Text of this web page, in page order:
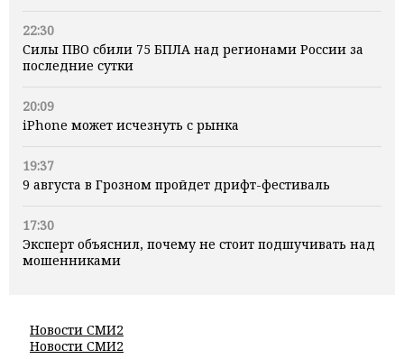
22:30
Силы ПВО сбили 75 БПЛА над регионами России за
последние сутки
20:09
iPhone может исчезнуть с рынка
19:37
9 августа в Грозном пройдет дрифт-фестиваль
17:30
Эксперт объяснил, почему не стоит подшучивать над
мошенниками
Новости СМИ2
Новости СМИ2